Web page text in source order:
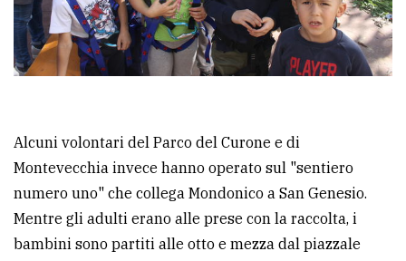
policy
Alcuni volontari del Parco del Curone e di
Montevecchia invece hanno operato sul "sentiero
numero uno" che collega Mondonico a San Genesio.
Mentre gli adulti erano alle prese con la raccolta, i
bambini sono partiti alle otto e mezza dal piazzale